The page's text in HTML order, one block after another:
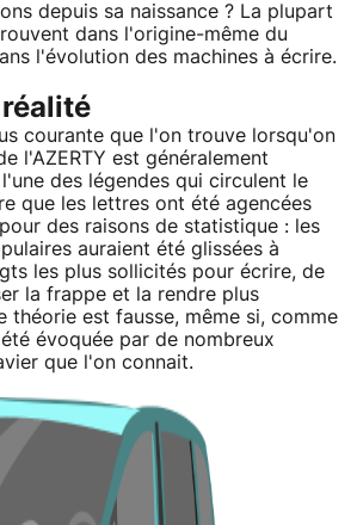
depuis sa naissance ? La plupart
dans l'origine-même du
l'évolution des machines à écrire.
réalité
courante que l'on trouve lorsqu'on
l'AZERTY est généralement
des légendes qui circulent le
que les lettres ont été agencées
des raisons de statistique : les
auraient été glissées à
les plus sollicités pour écrire, de
la frappe et la rendre plus
théorie est fausse, même si, comme
évoquée par de nombreux
que l'on connait.